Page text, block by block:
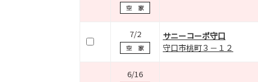
7/2
サニーコーポ守口
守口市桃町３－１２
6/16